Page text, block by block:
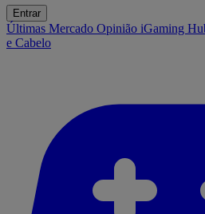
Entrar
Últimas Mercado Opinião iGaming
e Cabelo